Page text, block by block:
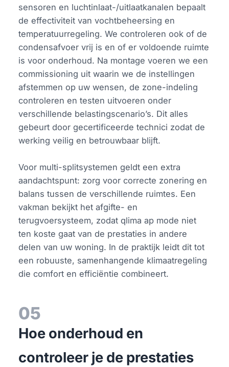
sensoren en luchtinlaat-/uitlaatkanalen bepaalt
de effectiviteit van vochtbeheersing en
temperatuurregeling. We controleren ook of de
condensafvoer vrij is en of er voldoende ruimte
is voor onderhoud. Na montage voeren we een
commissioning uit waarin we de instellingen
afstemmen op uw wensen, de zone-indeling
controleren en testen uitvoeren onder
verschillende belastingscenario’s. Dit alles
gebeurt door gecertificeerde technici zodat de
werking veilig en betrouwbaar blijft.
Voor multi-splitsystemen geldt een extra
aandachtspunt: zorg voor correcte zonering en
balans tussen de verschillende ruimtes. Een
vakman bekijkt het afgifte- en
terugvoersysteem, zodat qlima ap mode niet
ten koste gaat van de prestaties in andere
delen van uw woning. In de praktijk leidt dit tot
een robuuste, samenhangende klimaatregeling
die comfort en efficiëntie combineert.
05
Hoe onderhoud en
controleer je de prestaties